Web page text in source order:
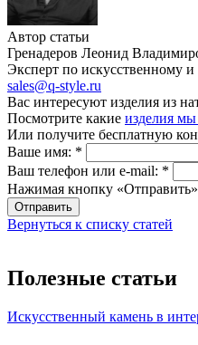
Автор статьи
Гренадеров Леонид
Эксперт по искусственному
sales@q-style.ru
Вас интересуют изделия из
Посмотрите какие изделия мы
Или получите бесплатную
Ваше имя: *
Ваш телефон или e-mail: *
Нажимая кнопку
Отправить
Вернуться к списку статей
Полезные статьи
Искусственный камень в